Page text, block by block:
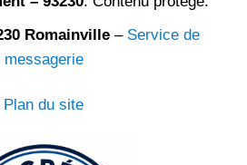
Romainville – Service de
messagerie
Plan du site